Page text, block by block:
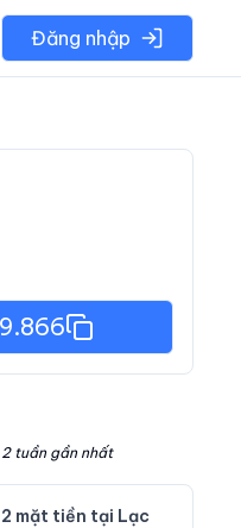
Đăng nhập
tuần gần nhất
mặt tiền tại Lạc